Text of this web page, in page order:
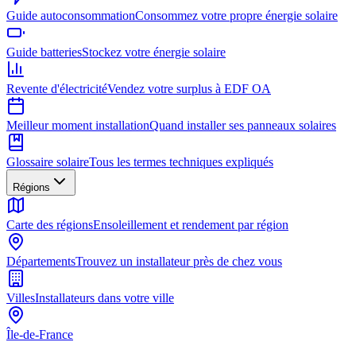
Guide autoconsommationConsommez votre propre énergie solaire
Guide batteriesStockez votre énergie solaire
Revente d'électricitéVendez votre surplus à EDF OA
Meilleur moment installationQuand installer ses panneaux solaires
Glossaire solaireTous les termes techniques expliqués
Régions
Carte des régionsEnsoleillement et rendement par région
DépartementsTrouvez un installateur près de chez vous
VillesInstallateurs dans votre ville
Île-de-France